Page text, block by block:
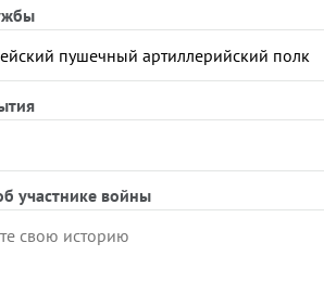
участнике войны